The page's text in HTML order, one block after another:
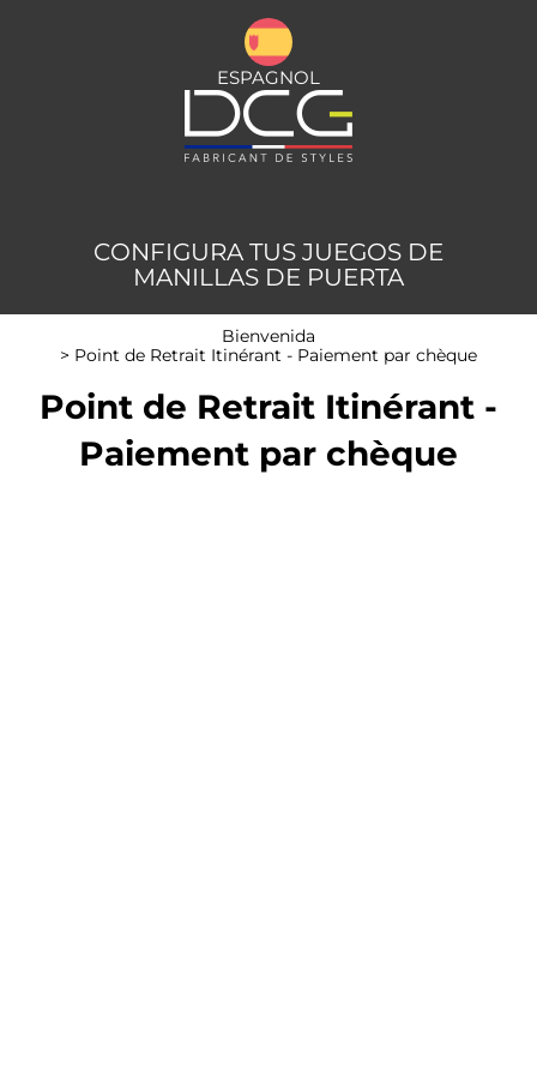
CONFIGURA TUS JUEGOS DE
MANILLAS DE PUERTA
ESPAGNOL
Bienvenida
> Point de Retrait Itinérant - Paiement par chèque
Point de Retrait Itinérant -
Paiement par chèque